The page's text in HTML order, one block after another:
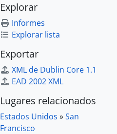
Explorar
Informes
Explorar lista
Exportar
XML de Dublin Core 1.1
EAD 2002 XML
Lugares relacionados
Estados Unidos »San
Francisco